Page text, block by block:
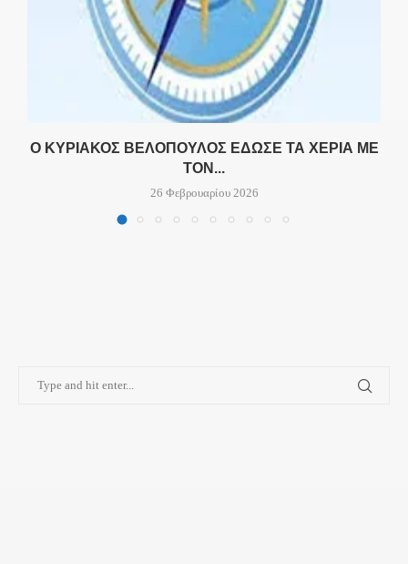
Ο ΚΥΡΙΆΚΟΣ ΒΕΛΌΠΟΥΛΟΣ ΈΔΩΣΕ ΤΑ ΧΈΡΙΑ ΜΕ
ΤΟΝ...
26 Φεβρουαρίου 2026